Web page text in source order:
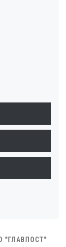
"ГЛАВПОСТ"